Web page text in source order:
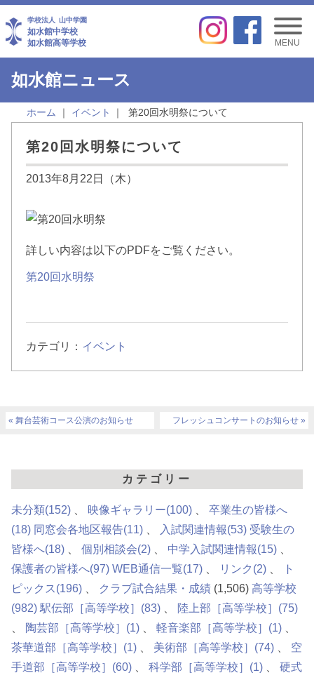
学校法人 山中学園
如水館中学校
如水館高等学校
MENU
如水館ニュース
ホーム イベント 第20回水明祭について
第20回水明祭について
2013年8月22日（木）
詳しい内容は以下のPDFをご覧ください。
第20回水明祭
カテゴリ： イベント
舞台芸術コース公演のお知らせ フレッシュコンサートのお知らせ
カテゴリー
未分類(152) 映像ギャラリー(100)
卒業生の皆様へ
(18) 同窓会各地区報告(11) 入試関連情報(53) 受験生の
皆様へ(18) 個別相談会(2) 中学入試関連情報(15)
保護者の皆様へ(97) WEB通信一覧(17) リンク (2)
ト
ピックス (196) クラブ試合結果・成績 (1,506) 高等学校
(982) 駅伝部［高等学校］ (83) 陸上部［高等学校］ (75)
陶芸部［高等学校］ (1) 軽音楽部［高等学校］ (1)
茶華道部［高等学校］ (1) 美術部［高等学校］ (74)
空
手道部［高等学校］ (60) 科学部［高等学校］ (1)
硬式